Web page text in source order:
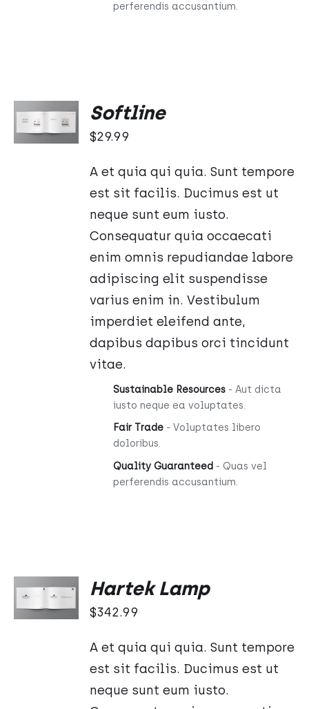
perferendis accusantium.
DO
KOSZYKA
/
Softline
$29.99
A et quia qui quia. Sunt tempore
est sit facilis. Ducimus est ut
neque sunt eum iusto.
Consequatur quia occaecati
enim omnis repudiandae labore
adipiscing elit suspendisse
varius enim in. Vestibulum
imperdiet eleifend ante,
dapibus dapibus orci tincidunt
vitae.
Sustainable Resources- Aut dicta
iusto neque ea voluptates.
Fair Trade- Voluptates libero
doloribus.
Quality Guaranteed - Quas vel
perferendis accusantium.
DO
KOSZYKA
/
Hartek Lamp
$342.99
A et quia qui quia. Sunt tempore
est sit facilis. Ducimus est ut
neque sunt eum iusto.